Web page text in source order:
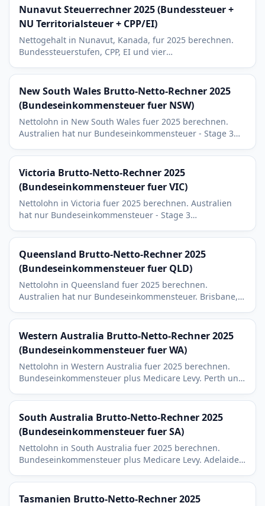
Nunavut Steuerrechner 2025 (Bundessteuer +
NU Territorialsteuer + CPP/EI)
Nettogehalt in Nunavut, Kanada, fur 2025 berechnen.
Bundessteuerstufen, CPP, EI und vier
Kanadas.
New South Wales Brutto-Netto-Rechner 2025
(Bundeseinkommensteuer fuer NSW)
Nettolohn in New South Wales fuer 2025 berechnen.
Australien hat nur Bundeseinkommensteuer - Stage 3
Kontext.
Victoria Brutto-Netto-Rechner 2025
(Bundeseinkommensteuer fuer VIC)
Nettolohn in Victoria fuer 2025 berechnen. Australien
hat nur Bundeseinkommensteuer - Stage 3
Kontext.
Queensland Brutto-Netto-Rechner 2025
(Bundeseinkommensteuer fuer QLD)
Nettolohn in Queensland fuer 2025 berechnen.
Australien hat nur Bundeseinkommensteuer. Brisbane,
Western Australia Brutto-Netto-Rechner 2025
(Bundeseinkommensteuer fuer WA)
Nettolohn in Western Australia fuer 2025 berechnen.
Bundeseinkommensteuer plus Medicare Levy. Perth und
South Australia Brutto-Netto-Rechner 2025
(Bundeseinkommensteuer fuer SA)
Nettolohn in South Australia fuer 2025 berechnen.
Bundeseinkommensteuer plus Medicare Levy. Adelaide -
Tasmanien Brutto-Netto-Rechner 2025